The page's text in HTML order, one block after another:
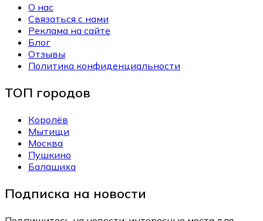
О нас
Связаться с нами
Реклама на сайте
Блог
Отзывы
Политика конфиденциальности
ТОП городов
Королёв
Мытищи
Москва
Пушкино
Балашиха
Подписка на новости